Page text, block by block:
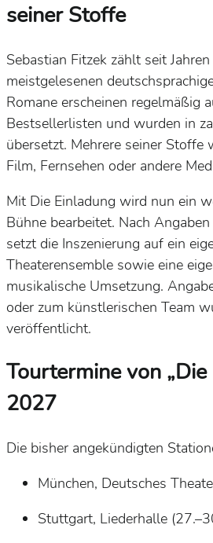
seiner Stoffe
Sebastian Fitzek zählt seit
meistgelesenen
Romane erscheinen regelmäßig
Bestsellerlisten und wurden in
übersetzt. Mehrere seiner Stoffe
Film, Fernsehen oder andere
Mit Die Einladung wird nun ein
Bühne bearbeitet. Nach
setzt die Inszenierung auf ein
Theaterensemble sowie eine
musikalische Umsetzung.
oder zum künstlerischen Team
veröffentlicht.
Tourtermine von
2027
Die bisher angekündigten
München, Deutsches
Stuttgart, Liederhalle